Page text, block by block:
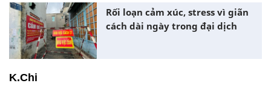
Rối loạn cảm xúc, stress vì giãn
cách dài ngày trong đại dịch
K.Chi